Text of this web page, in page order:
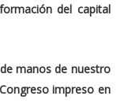
del capital
manos de nuestro
impreso en